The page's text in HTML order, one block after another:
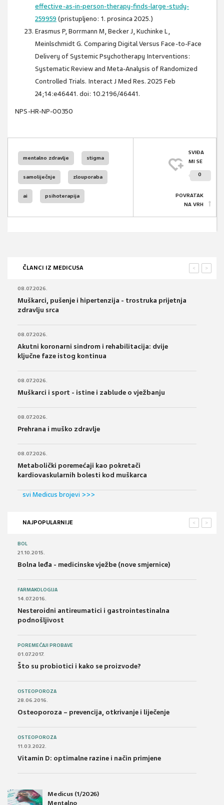
effective-as-in-person-therapy-finds-large-study-
259959 (pristupljeno: 1. prosinca 2025.)
Erasmus P, Borrmann M, Becker J, Kuchinke L,
Meinlschmidt G. Comparing Digital Versus Face-to-Face
Delivery of Systemic Psychotherapy Interventions:
Systematic Review and Meta-Analysis of Randomized
Controlled Trials. Interact J Med Res. 2025 Feb
24;14:e46441. doi: 10.2196/46441.
NPS-HR-NP-00350
mentalno zdravlje stigma
samoliječnje zlouporaba
ai psihoterapija
SVIĐA
MI SE
0
POVRATAK
NA VRH
ČLANCI IZ MEDICUSA >
<
08.07.2026.
Muškarci, pušenje i hipertenzija - trostruka prijetnja
zdravlju srca
08.07.2026.
Akutni koronarni sindrom i rehabilitacija: dvije
ključne faze istog kontinua
08.07.2026.
Muškarci i sport - istine i zablude o vježbanju
08.07.2026.
Prehrana i muško zdravlje
08.07.2026.
Metabolički poremećaji kao pokretači
kardiovaskularnih bolesti kod muškarca
svi Medicus brojevi >>>
NAJPOPULARNIJE >
<
BOL
21.10.2015.
Bolna leđa - medicinske vježbe (nove smjernice)
FARMAKOLOGIJA
14.07.2016.
Nesteroidni antireumatici i gastrointestinalna
podnošljivost
POREMEĆAJI PROBAVE
01.07.2017.
Što su probiotici i kako se proizvode?
OSTEOPOROZA
28.06.2016.
Osteoporoza – prevencija, otkrivanje i liječenje
OSTEOPOROZA
11.03.2022.
Vitamin D: optimalne razine i način primjene
Medicus (1/2026)
Mentalno